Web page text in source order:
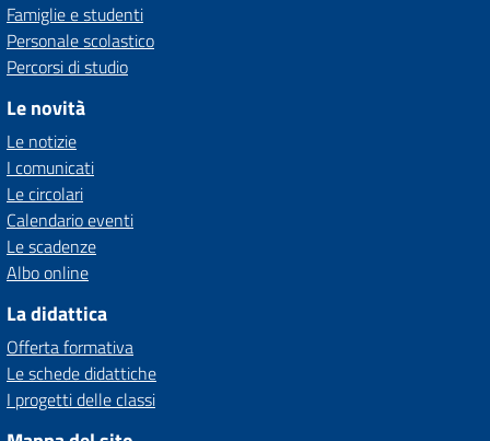
Famiglie e studenti
Personale scolastico
Percorsi di studio
Le novità
Le notizie
I comunicati
Le circolari
Calendario eventi
Le scadenze
Albo online
La didattica
Offerta formativa
Le schede didattiche
I progetti delle classi